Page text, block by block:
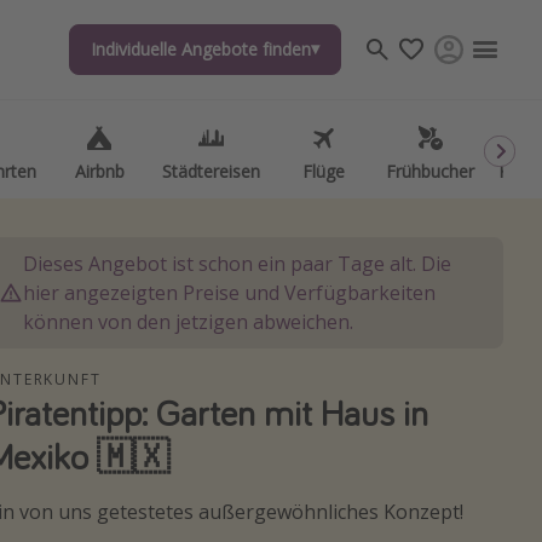
Individuelle Angebote finden
Airbnb Städtereisen Flüge Frühbucher
Individuelle Angebote finden
Airbnb Städtereisen Flüge Frühbucher
Dieses Angebot ist schon ein paar Tage alt. Die
hier angezeigten Preise und Verfügbarkeiten
können von den jetzigen abweichen.
Garten mit Haus in
🇲🇽
von uns getestetes außergewöhnliches Konzept!